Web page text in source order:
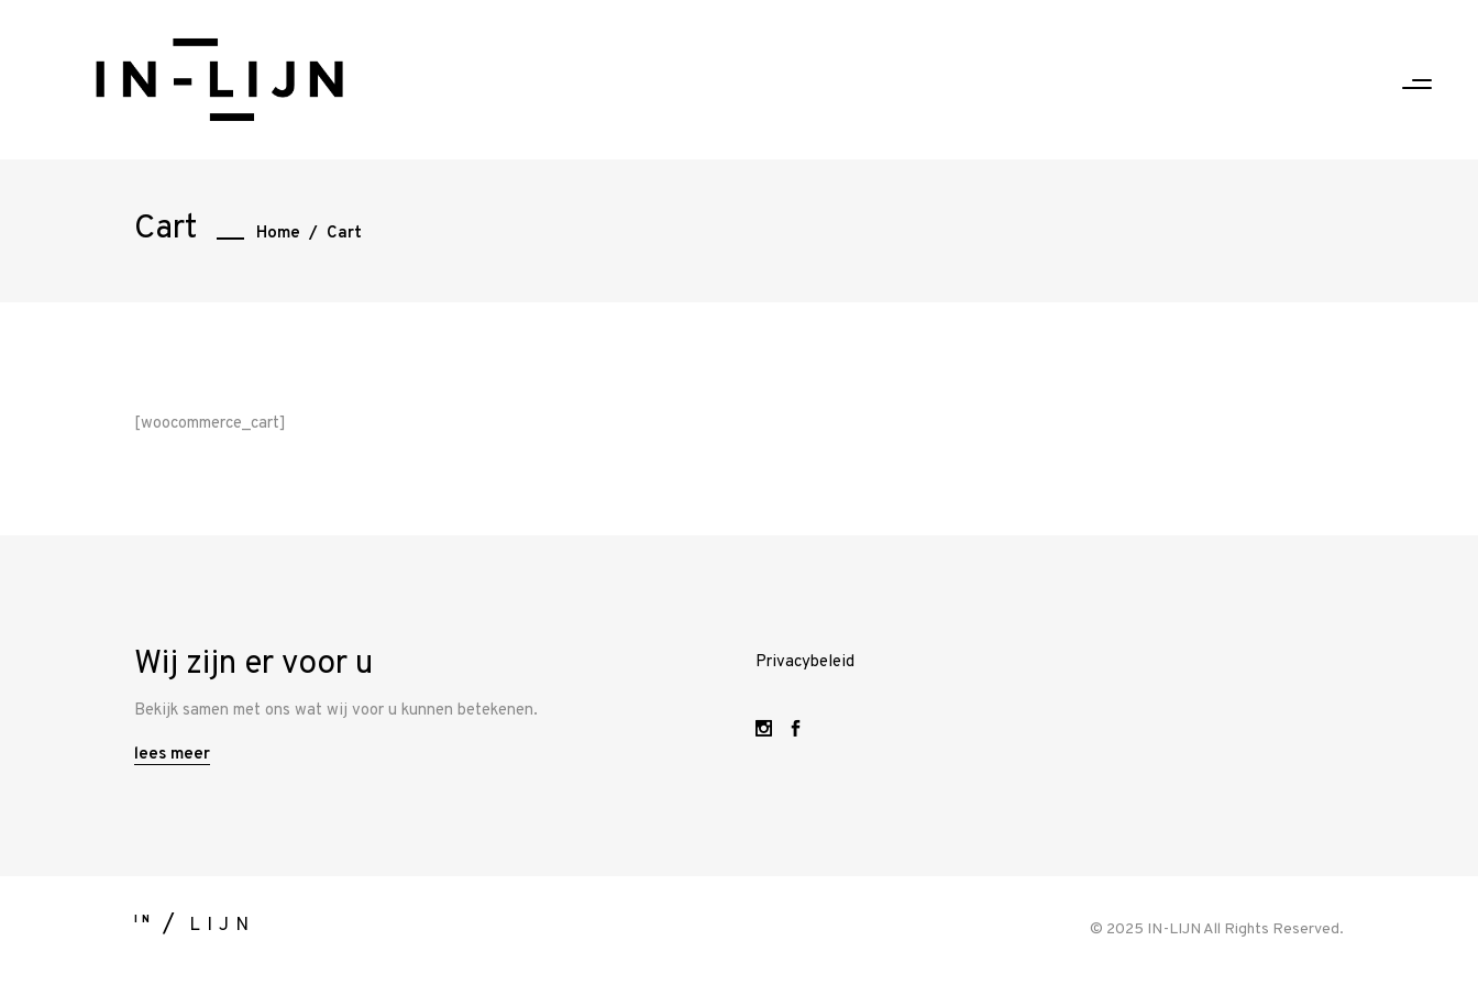
Vacature
Contacteer
Cart Home / Cart
[woocommerce_cart]
Wij zijn er voor u
Bekijk samen met ons wat wij voor u kunnen betekenen.
lees meer
Privacybeleid
IN LIJN © 2025 IN-LIJN All Rights Reserved.